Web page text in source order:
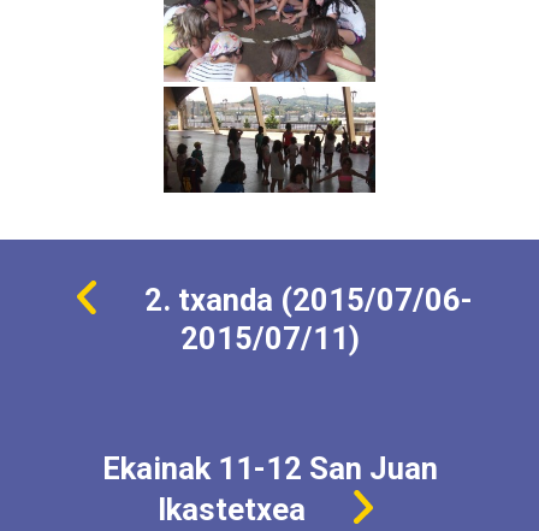
2. txanda (2015/07/06-
2015/07/11)
Ekainak 11-12 San Juan
Ikastetxea